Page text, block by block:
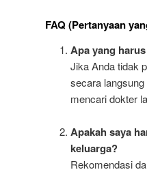
FAQ (Pertanyaan
Apa yang
Jika Anda tidak
secara
mencari dokter
Apakah saya
keluarga?
Rekomendasi